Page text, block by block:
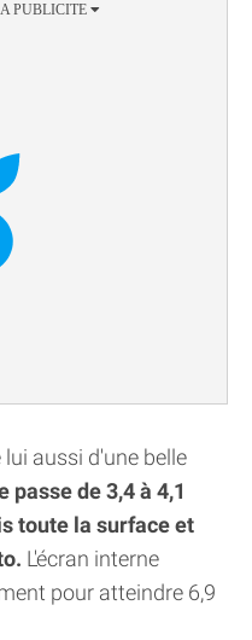
aussi d'une belle
passe de 3,4 à 4,1
toute la surface et
L'écran interne
pour atteindre 6,9